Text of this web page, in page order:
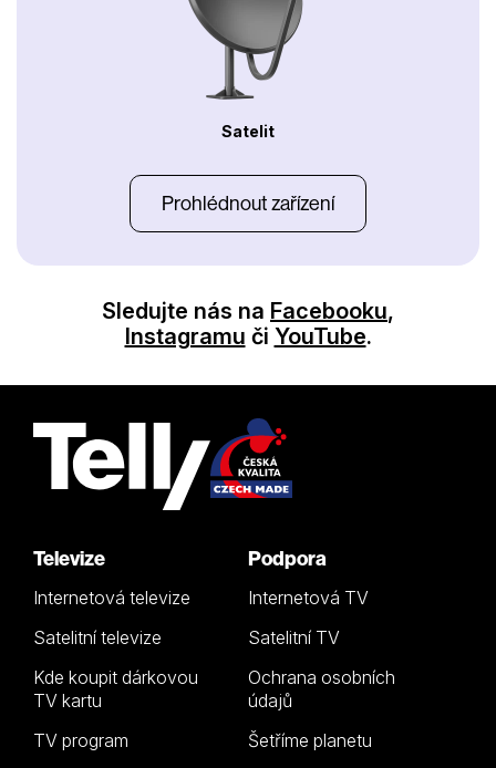
Satelit
Prohlédnout zařízení
Sledujte nás na Facebooku,
Instagramu či YouTube.
Televize
Internetová televize
Satelitní televize
Kde koupit dárkovou
TV kartu
TV program
Podpora
Internetová TV
Satelitní TV
Ochrana osobních
údajů
Šetříme planetu